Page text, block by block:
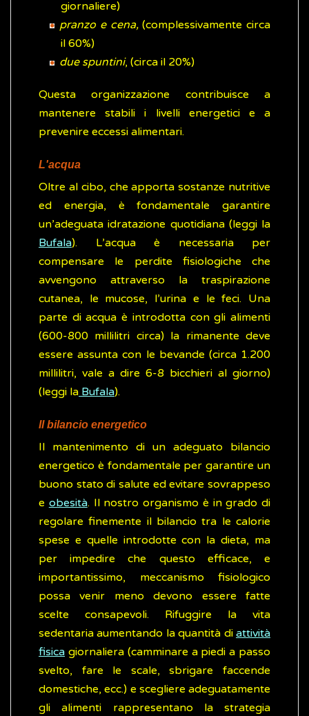
giornaliere)
pranzo e cena,(complessivamente circa
il 60%)
due spuntini, (circa il 20%)
Questa organizzazione contribuisce a
mantenere stabili i livelli energetici e a
prevenire eccessi alimentari.
L'acqua
Oltre al cibo, che apporta sostanze nutritive
ed energia, è fondamentale garantire
un’adeguata idratazione quotidiana (leggi la
Bufala). L’acqua è necessaria per
compensare le perdite fisiologiche che
avvengono attraverso la traspirazione
cutanea, le mucose, l’urina e le feci. Una
parte di acqua è introdotta con gli alimenti
(600-800 millilitri circa) la rimanente deve
essere assunta con le bevande (circa 1.200
millilitri, vale a dire 6-8 bicchieri al giorno)
(leggi la Bufala).
Il bilancio energetico
Il mantenimento di un adeguato bilancio
energetico è fondamentale per garantire un
buono stato di salute ed evitare sovrappeso
e obesità. Il nostro organismo è in grado di
regolare finemente il bilancio tra le calorie
spese e quelle introdotte con la dieta, ma
per impedire che questo efficace, e
importantissimo, meccanismo fisiologico
possa venir meno devono essere fatte
scelte consapevoli. Rifuggire la vita
sedentaria aumentando la quantità di attività
fisica giornaliera (camminare a piedi a passo
svelto, fare le scale, sbrigare faccende
domestiche, ecc.) e scegliere adeguatamente
gli alimenti rappresentano la strategia